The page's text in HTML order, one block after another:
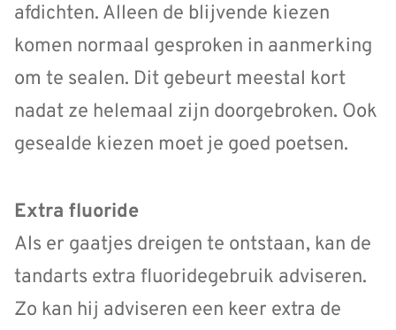
afdichten. Alleen de blijvende kiezen
komen normaal gesproken in aanmerking
om te sealen. Dit gebeurt meestal kort
nadat ze helemaal zijn doorgebroken. Ook
gesealde kiezen moet je goed poetsen.
Extra fluoride
Als er gaatjes dreigen te ontstaan, kan de
tandarts extra fluoridegebruik adviseren.
Zo kan hij adviseren een keer extra de